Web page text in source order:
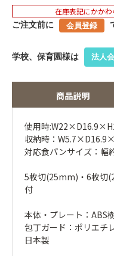
在庫表記にかか
ご注文前に 会員登録
学校、保育園様は 法人
商品説明
使用時
収納時：
対応食パンサイズ：
5枚切(25mm)・6枚切
付
本体・プレート：
包丁ガード：ポリエチ
日本製